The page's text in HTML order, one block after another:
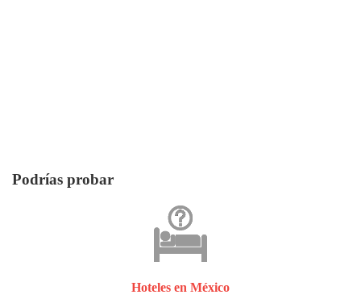
Podrías probar
Hoteles en México